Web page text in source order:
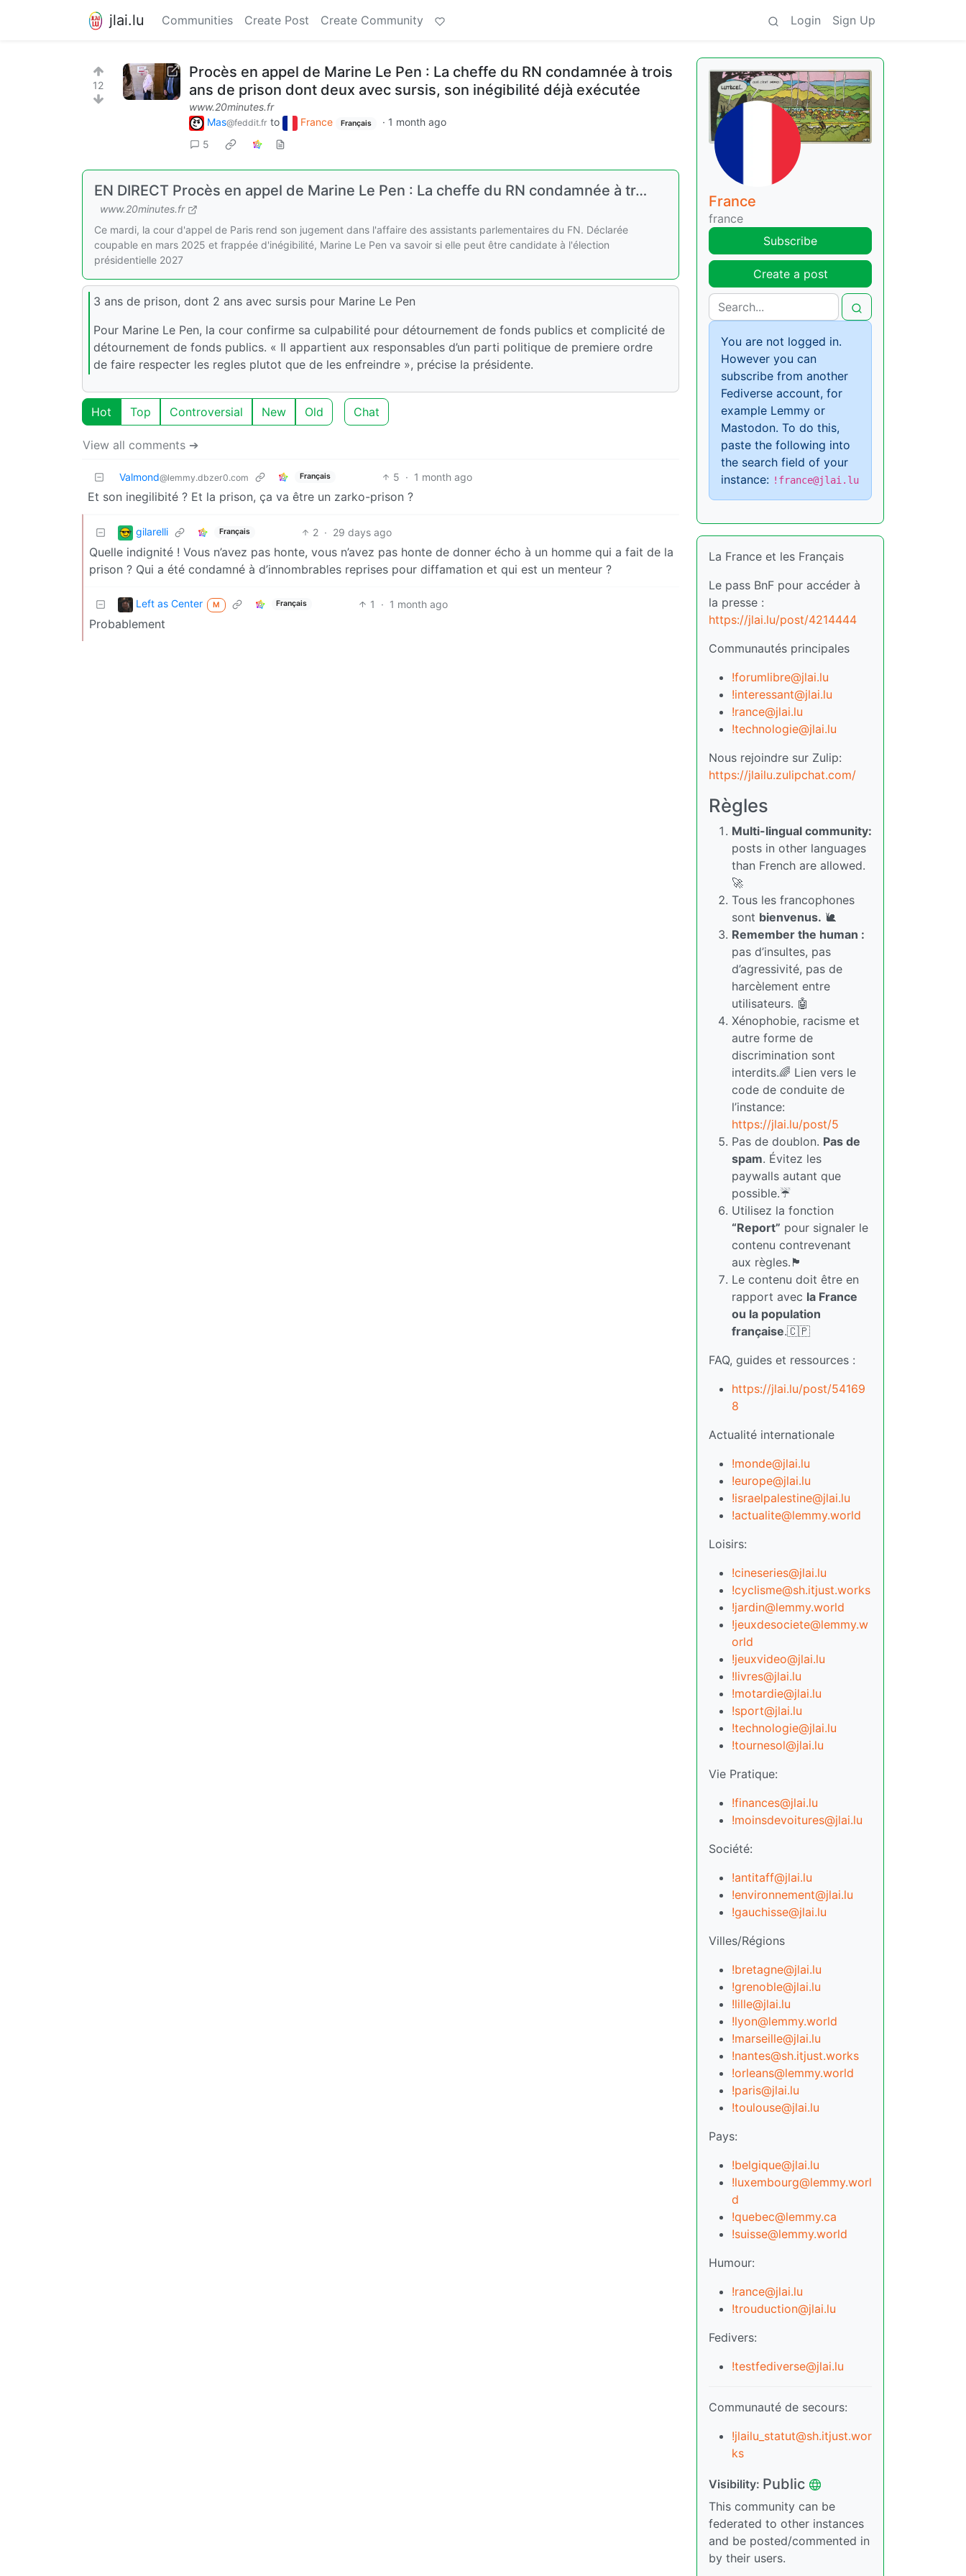
jlai.lu Communities Create Post Create Community Login Sign Up
12
Procès en appel de Marine Le Pen : La cheffe du RN condamnée à trois
ans de prison dont deux avec sursis, son inégibilité déjà exécutée
www.20minutes.fr
Mas@feddit.fr to France Français · 1 month ago
5
EN DIRECT Procès en appel de Marine Le Pen : La cheffe du RN condamnée à tr…
www.20minutes.fr
Ce mardi, la cour d'appel de Paris rend son jugement dans l'affaire des assistants parlementaires du FN. Déclarée
coupable en mars 2025 et frappée d'inégibilité, Marine Le Pen va savoir si elle peut être candidate à l'élection
présidentielle 2027
3 ans de prison, dont 2 ans avec sursis pour Marine Le Pen
Pour Marine Le Pen, la cour confirme sa culpabilité pour détournement de fonds publics et complicité de
détournement de fonds publics. « Il appartient aux responsables d’un parti politique de premiere ordre
de faire respecter les regles plutot que de les enfreindre », précise la présidente.
Hot Top Controversial New Old Chat
View all comments ➔
Valmond@lemmy.dbzer0.com Français 5 · 1 month ago
Et son inegilibité ? Et la prison, ça va être un zarko-prison ?
gilarelli Français 2 · 29 days ago
Quelle indignité ! Vous n’avez pas honte, vous n’avez pas honte de donner écho à un homme qui a fait de la
prison ? Qui a été condamné à d’innombrables reprises pour diffamation et qui est un menteur ?
Left as Center M Français 1 · 1 month ago
Probablement
France
france
Subscribe
Create a post
You are not logged in.
However you can
subscribe from another
Fediverse account, for
example Lemmy or
Mastodon. To do this,
paste the following into
the search field of your
instance: !france@jlai.lu
La France et les Français
Le pass BnF pour accéder à
la presse :
https://jlai.lu/post/4214444
Communautés principales
!forumlibre@jlai.lu
!interessant@jlai.lu
!rance@jlai.lu
!technologie@jlai.lu
Nous rejoindre sur Zulip:
https://jlailu.zulipchat.com/
Règles
Multi-lingual community:
posts in other languages
than French are allowed.
🚀
Tous les francophones
sont bienvenus. 🐌
Remember the human :
pas d’insultes, pas
d’agressivité, pas de
harcèlement entre
utilisateurs. 🤖
Xénophobie, racisme et
autre forme de
discrimination sont
interdits.🌈 Lien vers le
code de conduite de
l’instance:
https://jlai.lu/post/5
Pas de doublon. Pas de
spam. Évitez les
paywalls autant que
possible.☔
Utilisez la fonction
“Report” pour signaler le
contenu contrevenant
aux règles.🏴
Le contenu doit être en
rapport avec la France
ou la population
française.🇨🇵
FAQ, guides et ressources :
https://jlai.lu/post/54169
8
Actualité internationale
!monde@jlai.lu
!europe@jlai.lu
!israelpalestine@jlai.lu
!actualite@lemmy.world
Loisirs:
!cineseries@jlai.lu
!cyclisme@sh.itjust.works
!jardin@lemmy.world
!jeuxdesociete@lemmy.w
orld
!jeuxvideo@jlai.lu
!livres@jlai.lu
!motardie@jlai.lu
!sport@jlai.lu
!technologie@jlai.lu
!tournesol@jlai.lu
Vie Pratique:
!finances@jlai.lu
!moinsdevoitures@jlai.lu
Société:
!antitaff@jlai.lu
!environnement@jlai.lu
!gauchisse@jlai.lu
Villes/Régions
!bretagne@jlai.lu
!grenoble@jlai.lu
!lille@jlai.lu
!lyon@lemmy.world
!marseille@jlai.lu
!nantes@sh.itjust.works
!orleans@lemmy.world
!paris@jlai.lu
!toulouse@jlai.lu
Pays:
!belgique@jlai.lu
!luxembourg@lemmy.worl
d
!quebec@lemmy.ca
!suisse@lemmy.world
Humour:
!rance@jlai.lu
!trouduction@jlai.lu
Fedivers:
!testfediverse@jlai.lu
Communauté de secours:
!jlailu_statut@sh.itjust.wor
ks
Visibility: Public
This community can be
federated to other instances
and be posted/commented in
by their users.